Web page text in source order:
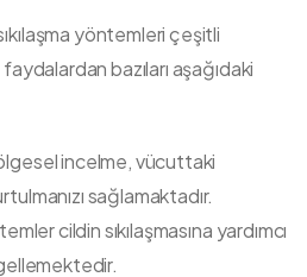
yöntemleri çeşitli
bazıları aşağıdaki
incelme, vücuttaki
sağlamaktadır.
cildin sıkılaşmasına yardımcı